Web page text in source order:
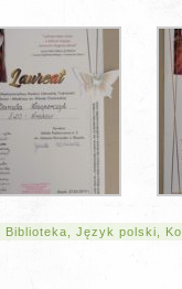
Biblioteka Język polski